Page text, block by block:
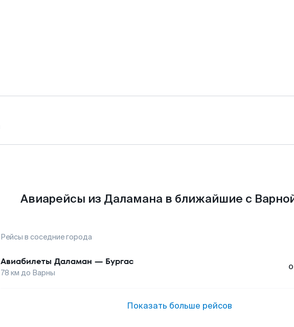
Авиарейсы из Даламана в ближайшие с
Рейсы в соседние города
Авиабилеты Даламан — Бургас
78 км до Варны
Показать больше рейсов